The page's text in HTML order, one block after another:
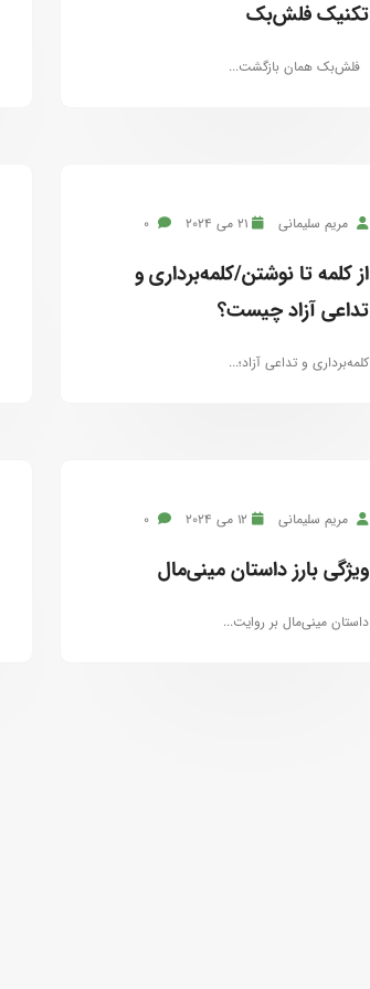
تکنیک فلش‌بک
فلش‌بک همان بازگشت...
مریم سلیمانی 21 می 2024 0
از کلمه تا نوشتن/کلمه‌برداری و
تداعی آزاد چیست؟
کلمه‌برداری و تداعی آزاد؛...
مریم سلیمانی 12 می 2024 0
ویژگی بارز داستان مینی‌مال
داستان مینی‌مال بر روایت...